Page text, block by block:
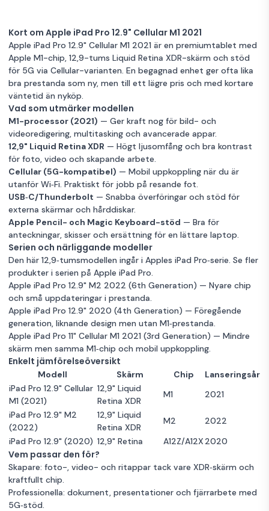
Kort om Apple iPad Pro 12.9" Cellular M1 2021
Apple iPad Pro 12.9" Cellular M1 2021 är en premiumtablet med
Apple M1-chip, 12,9-tums Liquid Retina XDR-skärm och stöd
för 5G via Cellular-varianten. En begagnad enhet ger ofta lika
bra prestanda som ny, men till ett lägre pris och med kortare
väntetid än nyköp.
Vad som utmärker modellen
M1-processor (2021) — Ger kraft nog för bild- och
videoredigering, multitasking och avancerade appar.
12,9" Liquid Retina XDR — Högt ljusomfång och bra kontrast
för foto, video och skapande arbete.
Cellular (5G-kompatibel) — Mobil uppkoppling när du är
utanför Wi‑Fi. Praktiskt för jobb på resande fot.
USB‑C/Thunderbolt — Snabba överföringar och stöd för
externa skärmar och hårddiskar.
Apple Pencil- och Magic Keyboard-stöd — Bra för
anteckningar, skisser och ersättning för en lättare laptop.
Serien och närliggande modeller
Den här 12,9‑tumsmodellen ingår i Apples iPad Pro‑serie. Se fler
produkter i serien på Apple iPad Pro
Apple iPad Pro 12.9" M2 2022 (6th Generation) — Nyare chip
och små uppdateringar i prestanda.
Apple iPad Pro 12.9" 2020 (4th Generation) — Föregående
generation, liknande design men utan M1‑prestanda.
Apple iPad Pro 11" Cellular M1 2021 (3rd Generation) — Mindre
skärm men samma M1‑chip och mobil uppkoppling.
Enkelt jämförelseöversikt
Modell Skärm Chip
Lanseringsår
iPad Pro 12.9" Cellular
M1 (2021)
12,9" Liquid
Retina XDR
M1
2021
iPad Pro 12.9" M2
(2022)
12,9" Liquid
Retina XDR
M2
2022
iPad Pro 12.9" (2020) 12,9" Retina A12Z/A12X 2020
Vem passar den för?
Skapare: foto-, video- och ritappar tack vare XDR‑skärm och
kraftfullt chip.
Professionella: dokument, presentationer och fjärrarbete med
5G‑stöd.